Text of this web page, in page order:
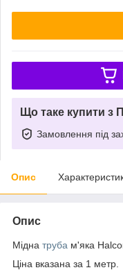
Що таке купити з
Замовлення під
Опис
Опис
Мідна труба м'яка
Ціна вказана за 1 метр.